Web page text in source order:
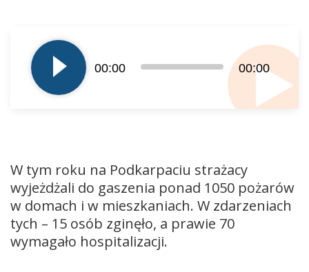
plików
dźwiękowych
00:00 00:00
W tym roku na Podkarpaciu strażacy
wyjeżdżali do gaszenia ponad 1050 pożarów
w domach i w mieszkaniach. W zdarzeniach
tych – 15 osób zginęło, a prawie 70
wymagało hospitalizacji.